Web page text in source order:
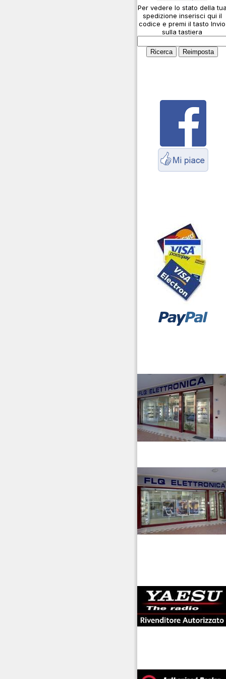
Cosa è l' ADS-B
Montaggio connettori
Parliamo di antenne e
cavi
Per vedere lo stato della tua
spedizione inserisci qui il
codice e premi il tasto Invio
sulla tastiera